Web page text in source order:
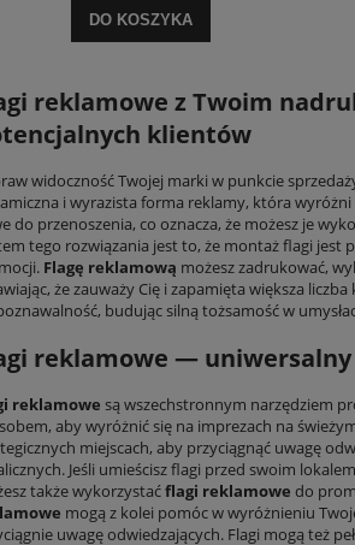
DO KOSZYKA
reklamowe z Twoim
klientów
widoczność Twojej marki w punkcie
i wyrazista forma reklamy, która
do przenoszenia, co oznacza, że możesz je
tego rozwiązania jest to, że montaż flagi jest
Flagę reklamową możesz zadrukować,
że zauważy Cię i zapamięta większa
budując silną tożsamość w
reklamowe —
reklamowe są wszechstronnym narzędziem
aby wyróżnić się na imprezach na
miejscach, aby przyciągnąć uwagę
Jeśli umieścisz flagi przed swoim
także wykorzystaćflagi reklamowe do
mogą z kolei pomóc w wyróżnieniu
uwagę odwiedzających. Flagi mogą też